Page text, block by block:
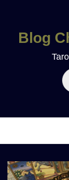
Blog